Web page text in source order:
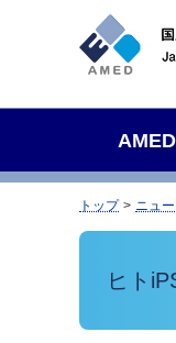
トップ ニュ
ヒト